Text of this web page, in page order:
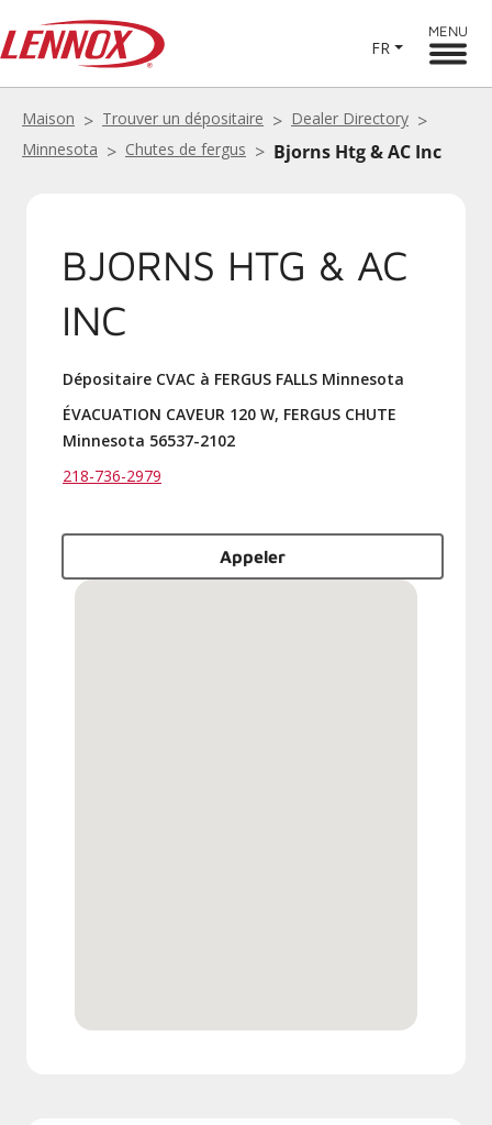
FR
MENU
Maison Trouver un dépositaire
Dealer Directory
Minnesota
Chutes de fergus Bjorns Htg & AC Inc
BJORNS HTG & AC
INC
Dépositaire CVAC à FERGUS FALLS Minnesota
ÉVACUATION CAVEUR 120 W, FERGUS CHUTE
Minnesota 56537-2102
218-736-2979
Appeler